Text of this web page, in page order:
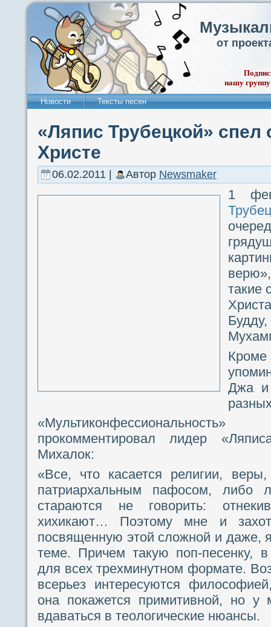
от
нашу
Новости Тексты песен
«Ляпис Трубецкой» спел
Христе
06.02.2011 | Автор Newsmaker
1
такие
Кроме
Джа и
прокомментировал лидер
Михалок:
«Все, что касается религии,
патриархальным пафосом,
стараются не говорить:
хихикают… Поэтому мне и
посвященную этой сложной и даже,
теме. Причем такую поп-песенку,
для всех трехминутном формате.
всерьез интересуются
она покажется примитивной, но
вдаваться в теологические нюансы.